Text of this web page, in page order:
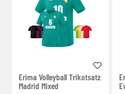
Erima Volleyball Trikotsatz
Madrid Mixed